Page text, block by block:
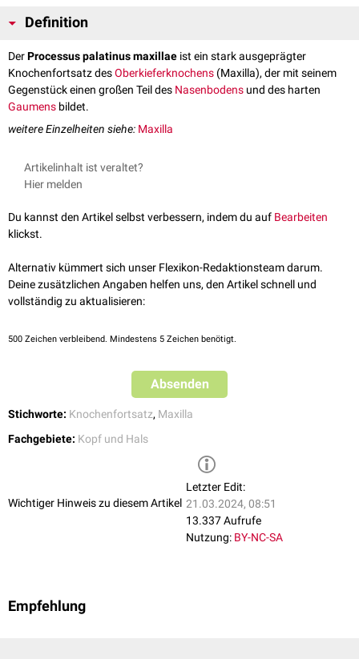
Definition
DerProcessus palatinus maxillae ist ein stark ausgeprägter
Knochenfortsatz desOberkieferknochens (Maxilla), der mit seinem
Gegenstück einen großen Teil des Nasenbodens und des harten
Gaumens bildet.
weitere Einzelheiten siehe: Maxilla
Artikelinhalt ist veraltet?
Hier melden
Du kannst den Artikel selbst verbessern, indem du auf Bearbeiten
klickst.
Alternativ kümmert sich unser Flexikon-Redaktionsteam darum.
Deine zusätzlichen Angaben helfen uns, den Artikel schnell und
vollständig zu aktualisieren:
500 Zeichen verbleibend. Mindestens 5 Zeichen benötigt.
Absenden
Stichworte: Knochenfortsatz, Maxilla
Fachgebiete: Kopf und Hals
Wichtiger Hinweis zu diesem Artikel
Letzter Edit:
21.03.2024, 08:51
13.337 Aufrufe
Nutzung: BY-NC-SA
Empfehlung